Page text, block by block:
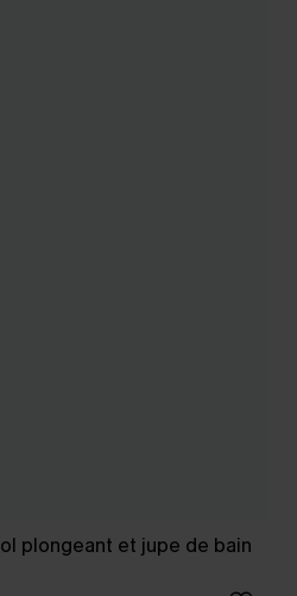
plongeant et jupe de bain